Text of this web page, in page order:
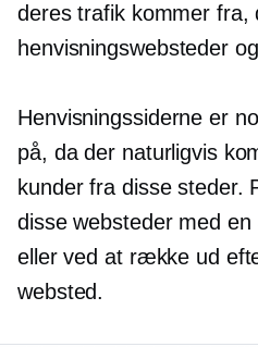
deres trafik kommer fra,
henvisningswebsteder
Henvisningssiderne er
på, da der naturligvis
kunder fra disse steder.
disse websteder med en
eller ved at række ud
websted.